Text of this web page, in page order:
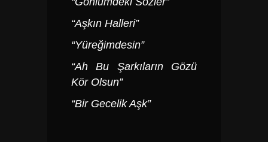
“Aşkın Halleri”
“Yüreğimdesin”
“Ah Bu Şarkıların Gözü
Kör Olsun”
“Bir Gecelik Aşk”